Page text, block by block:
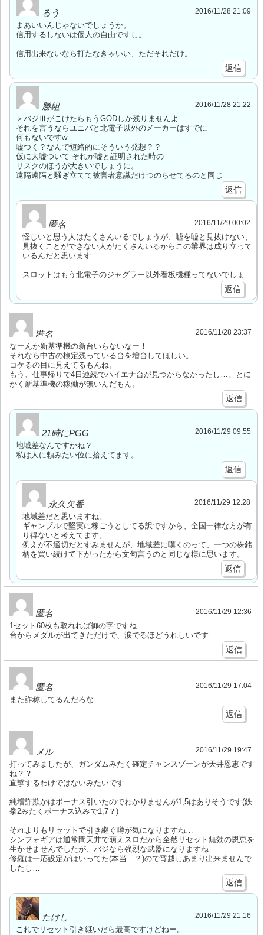
るう 2016/11/28 21:09
まあいいんじゃないでしょうか。
信用するしないは個人の自由ですし。
信用出来ないなら打たなきゃいい、ただそれだけ。
返信
勝組 2016/11/28 21:22
＞バジⅢがこけたらもうGODしか残りませんよ
それを言うならユニバと北電子以外のメーカーはすでに
何もないですw
嘘つく？なんで短絡的にそういう発想？？
仮に大嘘ついて それが嘘と証明された時の
リスクのほうが大きいでしょうに。
遠隔遠隔と騒ぎ立てて被害者意識だけつのらせてるのと同じ
返信
匿名 2016/11/29 00:02
怪しいと思う人はたくさんいるでしょうが、嘘を嘘と見抜けない、
見抜くことができない人がたくさんいるからこの業界は成り立って
いるんだと思います
スロットはもう北電子のジャグラー以外看板機種ってないでしょ
返信
匿名 2016/11/28 23:37
なーんか新基準機の新台いらないなー！
それなら中古の検定残っている台を増台してほしい。
コケるの目に見えてるもんね。
もう、仕事帰りで4日連続でハイエナ台が見つからなかったし…。とに
かく新基準機の稼働が無いんだもん。
返信
21時にPGG 2016/11/29 09:55
地域差なんですかね？
私は人に頼みたい位に拾えてます。
返信
永久欠番 2016/11/29 12:28
地域差だと思いますね。
ギャンブルで堅実に稼ごうとしてる訳ですから、全国一律な方が有
り得ないと考えてます。
例えが不適切だとすみませんが、地域差に嘆くのって、一つの株銘
柄を買い続けて下がったから文句言うのと同じな様に思います。
返信
匿名 2016/11/29 12:36
1セット60枚も取れれば御の字ですね
台からメダルが出てきただけで、涙でるほどうれしいです
返信
匿名 2016/11/29 17:04
また詐称してるんだろな
返信
メル 2016/11/29 19:47
打ってみましたが、ガンダムみたく確定チャンスゾーンが天井恩恵です
ね？？
直撃するわけではないみたいです
純増詐欺かはボーナス引いたのでわかりませんが1,5はありそうです(鉄
拳2みたくボーナス込みで1,7？)
それよりもリセットで引き継ぐ噂が気になりますね…
シンフォギアは通常間天井で萌えスロだから全然リセット無効の恩恵を
生かせませんでしたが、バジなら強烈な武器になりますね
修羅は一応設定がはいってた(本当…？)ので宵越しあまり出来ませんで
したし…
返信
たけし 2016/11/29 21:16
これでリセット引き継いだら最高ですけどねー。